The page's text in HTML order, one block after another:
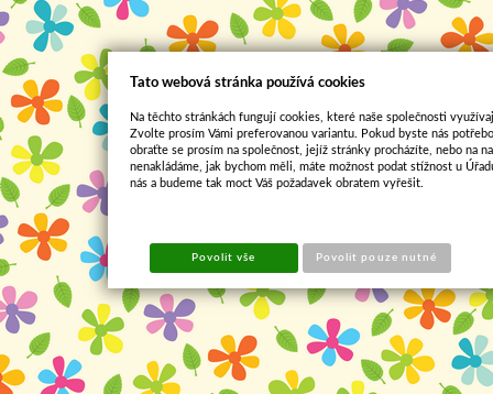
Tato webová stránka používá cookies
Na těchto stránkách fungují cookies, které naše společnosti
Zvolte prosím Vámi preferovanou variantu. Pokud byste nás
obraťte se prosím na společnost, jejíž stránky procházíte, nebo na
nenakládáme, jak bychom měli, máte možnost podat stížnost u
nás a budeme tak moct Váš požadavek obratem vyřešit.
Povolit vše Povolit pouze nutné